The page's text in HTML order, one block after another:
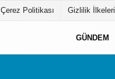
Çerez Politikası Gizlilik İlkeleri
GÜNDEM